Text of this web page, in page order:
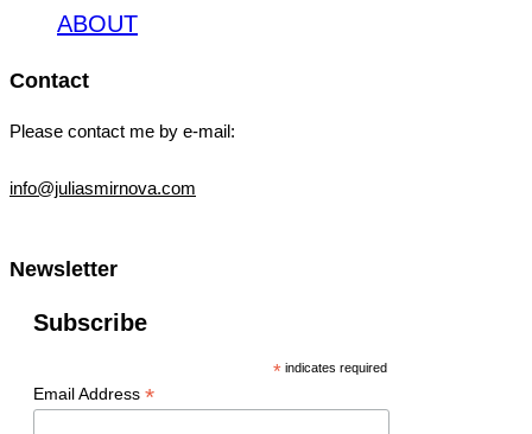
ABOUT
Contact
Please contact me by e-mail:
info@juliasmirnova.com
Newsletter
Subscribe
*indicates required
Email Address *